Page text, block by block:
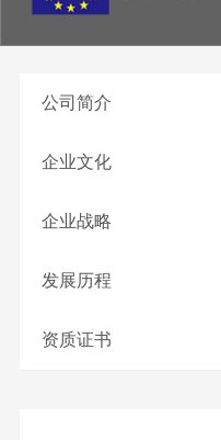
公司简介
企业文化
企业战略
发展历程
资质证书